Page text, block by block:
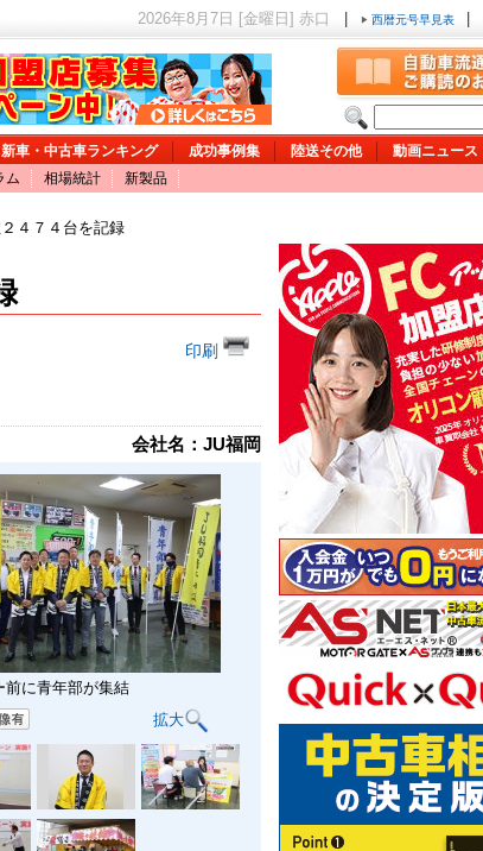
2026年8月7日 [金曜日] 赤口 西暦元号早見表
新車・中古車ランキング 成功事例集 陸送その他
動画ニュース
ム 相場統計 新製品
４７４台を記録
印刷
会社名：JU福岡
前に青年部が集結
拡大